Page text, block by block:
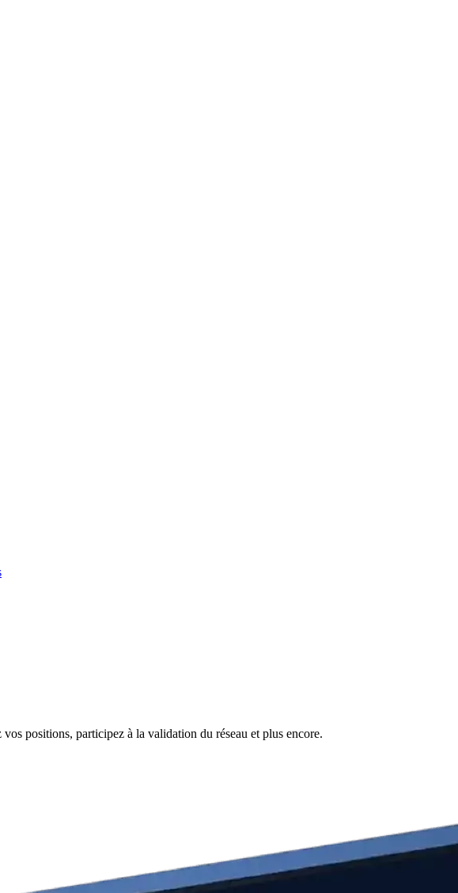
positions, participez à la validation du réseau et plus encore.